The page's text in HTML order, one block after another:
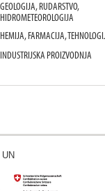
GEOLOGIJA, RUDARSTVO,
HIDROMETEOROLOGIJA
HEMIJA, FARMACIJA,
INDUSTRIJSKA PROIZVODNJA